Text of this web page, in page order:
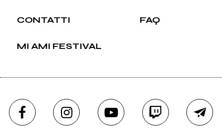
CONTATTI FAQ
MI AMI FESTIVAL